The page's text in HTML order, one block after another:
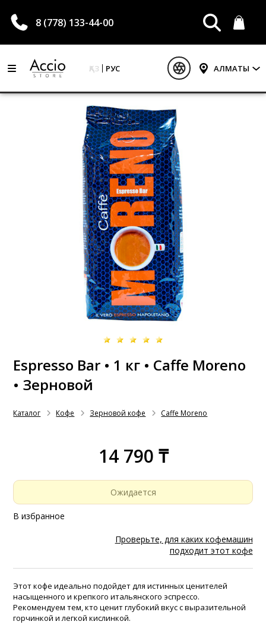
8 (778) 133-44-00
ҚАЗ РУС АЛМАТЫ
Espresso Bar • 1 кг • Caffe Moreno
• Зерновой
Каталог Кофе Зерновой кофе Caffe Moreno
14 790 ₸
Ожидается
В избранное
Проверьте, для каких кофемашин
подходит этот кофе
Этот кофе идеально подойдет для истинных ценителей
насыщенного и крепкого итальянского эспрессо.
Рекомендуем тем, кто ценит глубокий вкус с выразительной
горчинкой и легкой кислинкой.